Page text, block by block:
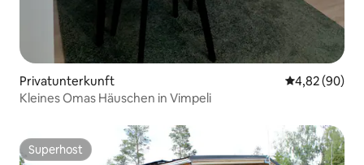
Privatunterkunft
4,82 (90)
Kleines Omas Häuschen in Vimpeli
Superhost
Superhost